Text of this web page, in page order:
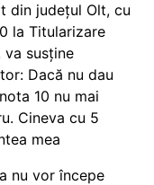
din județul Olt, cu
la Titularizare
va susține
Dacă nu dau
10 nu mai
Cineva cu 5
mea
nu vor începe